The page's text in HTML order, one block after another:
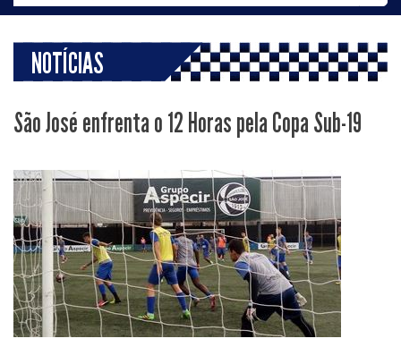
NOTÍCIAS
São José enfrenta o 12 Horas pela Copa Sub-19